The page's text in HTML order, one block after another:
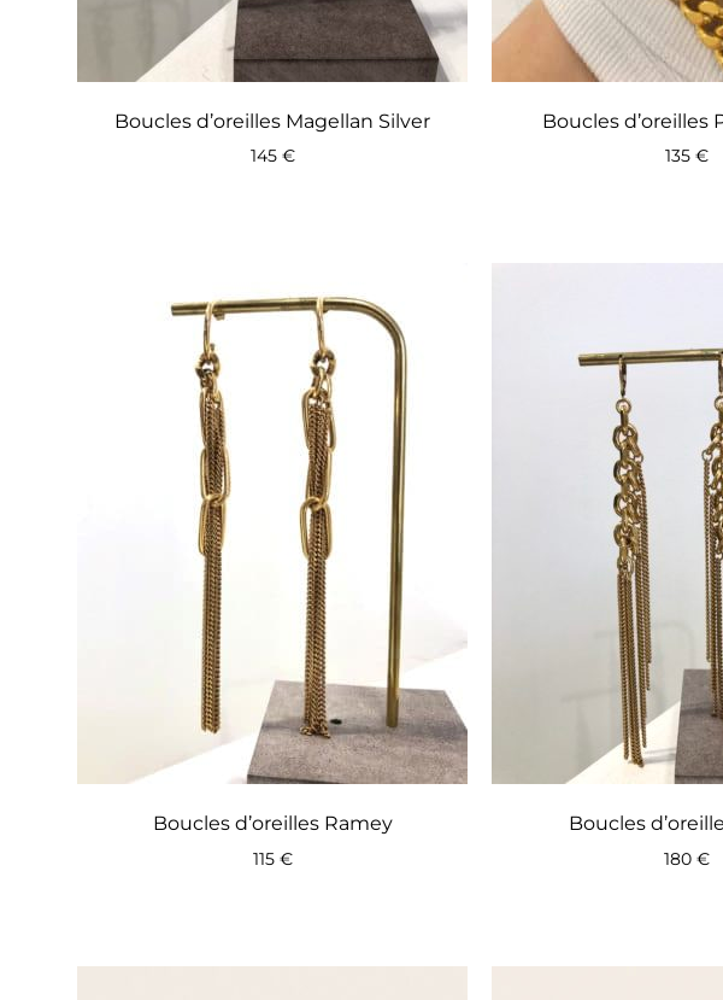
Boucles d’oreilles Magellan Silver
145 €
Boucles d’oreilles
135 €
Boucles d’oreilles Ramey
115 €
Boucles
180 €